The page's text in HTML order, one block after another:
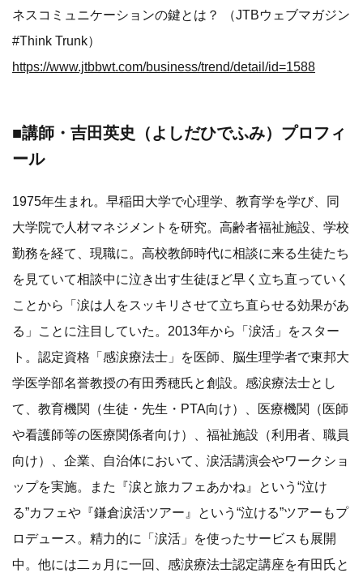
ネスコミュニケーションの鍵とは？ （JTBウェブマガジン
#Think Trunk）
https://www.jtbbwt.com/business/trend/detail/id=1588
■講師・吉田英史（よしだひでふみ）プロフィ
ール
1975年生まれ。早稲田大学で心理学、教育学を学び、同
大学院で人材マネジメントを研究。高齢者福祉施設、学校
勤務を経て、現職に。高校教師時代に相談に来る生徒たち
を見ていて相談中に泣き出す生徒ほど早く立ち直っていく
ことから「涙は人をスッキリさせて立ち直らせる効果があ
る」ことに注目していた。2013年から「涙活」をスター
ト。認定資格「感涙療法士」を医師、脳生理学者で東邦大
学医学部名誉教授の有田秀穂氏と創設。感涙療法士とし
て、教育機関（生徒・先生・PTA向け）、医療機関（医師
や看護師等の医療関係者向け）、福祉施設（利用者、職員
向け）、企業、自治体において、涙活講演会やワークショ
ップを実施。また『涙と旅カフェあかね』という“泣け
る”カフェや『鎌倉涙活ツアー』という“泣ける”ツアーもプ
ロデュース。精力的に「涙活」を使ったサービスも展開
中。他には二ヵ月に一回、感涙療法士認定講座を有田氏と